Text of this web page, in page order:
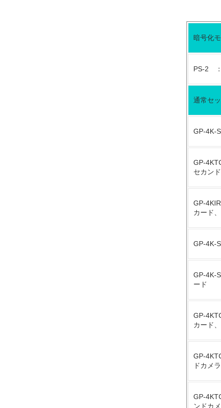
暗号化
PS-2 ：
通常セ
GP-4K-
GP-
セカン
GP-
カード
GP-4K-
GP-4K-
ード
GP-
カード
GP-
ドカメ
GP-
ンドカ